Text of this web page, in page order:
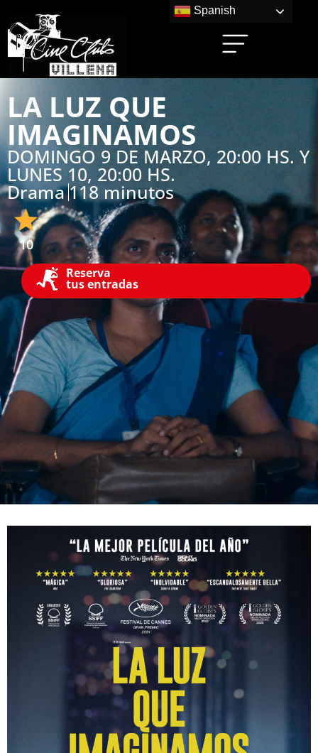
LA LUZ QUE
IMAGINAMOS
DOMINGO 9 DE MARZO, 20:00 HS. Y
LUNES 10, 20:00 HS.
Drama118 minutos
10
Reserva
tus entradas
Spanish